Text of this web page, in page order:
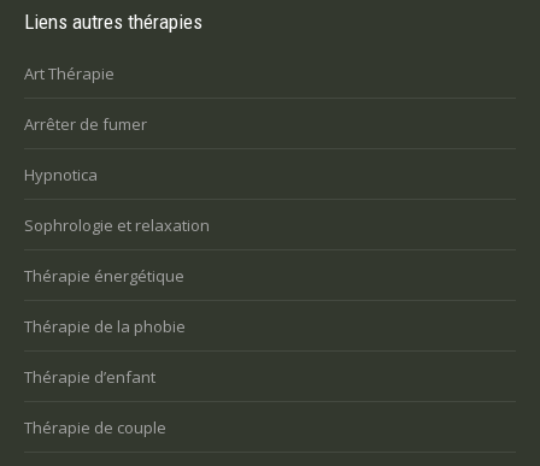
Liens autres thérapies
Art Thérapie
Arrêter de fumer
Hypnotica
Sophrologie et relaxation
Thérapie énergétique
Thérapie de la phobie
Thérapie d’enfant
Thérapie de couple